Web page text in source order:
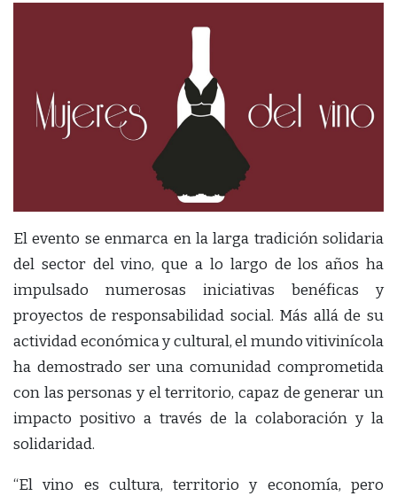
El evento se enmarca en la larga tradición solidaria
del sector del vino, que a lo largo de los años ha
impulsado numerosas iniciativas benéficas y
proyectos de responsabilidad social. Más allá de su
actividad económica y cultural, el mundo vitivinícola
ha demostrado ser una comunidad comprometida
con las personas y el territorio, capaz de generar un
impacto positivo a través de la colaboración y la
solidaridad.
“El vino es cultura, territorio y economía, pero